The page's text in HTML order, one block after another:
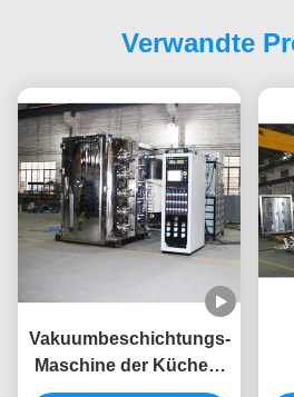
Verwandte
Vakuumbeschichtungs-
Maschine der Küchen-
Waschbecken-Wasser-